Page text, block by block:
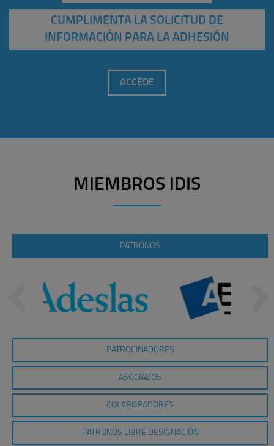
CUMPLIMENTA LA SOLICITUD DE
INFORMACIÓN PARA LA ADHESIÓN
ACCEDE
MIEMBROS IDIS
PATRONOS
PATROCINADORES
ASOCIADOS
COLABORADORES
PATRONOS LIBRE DESIGNACIÓN